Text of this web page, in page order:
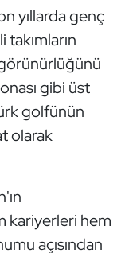
yıllarda genç
takımların
gibi üst
golfünün
olarak
kariyerleri hem
açısından